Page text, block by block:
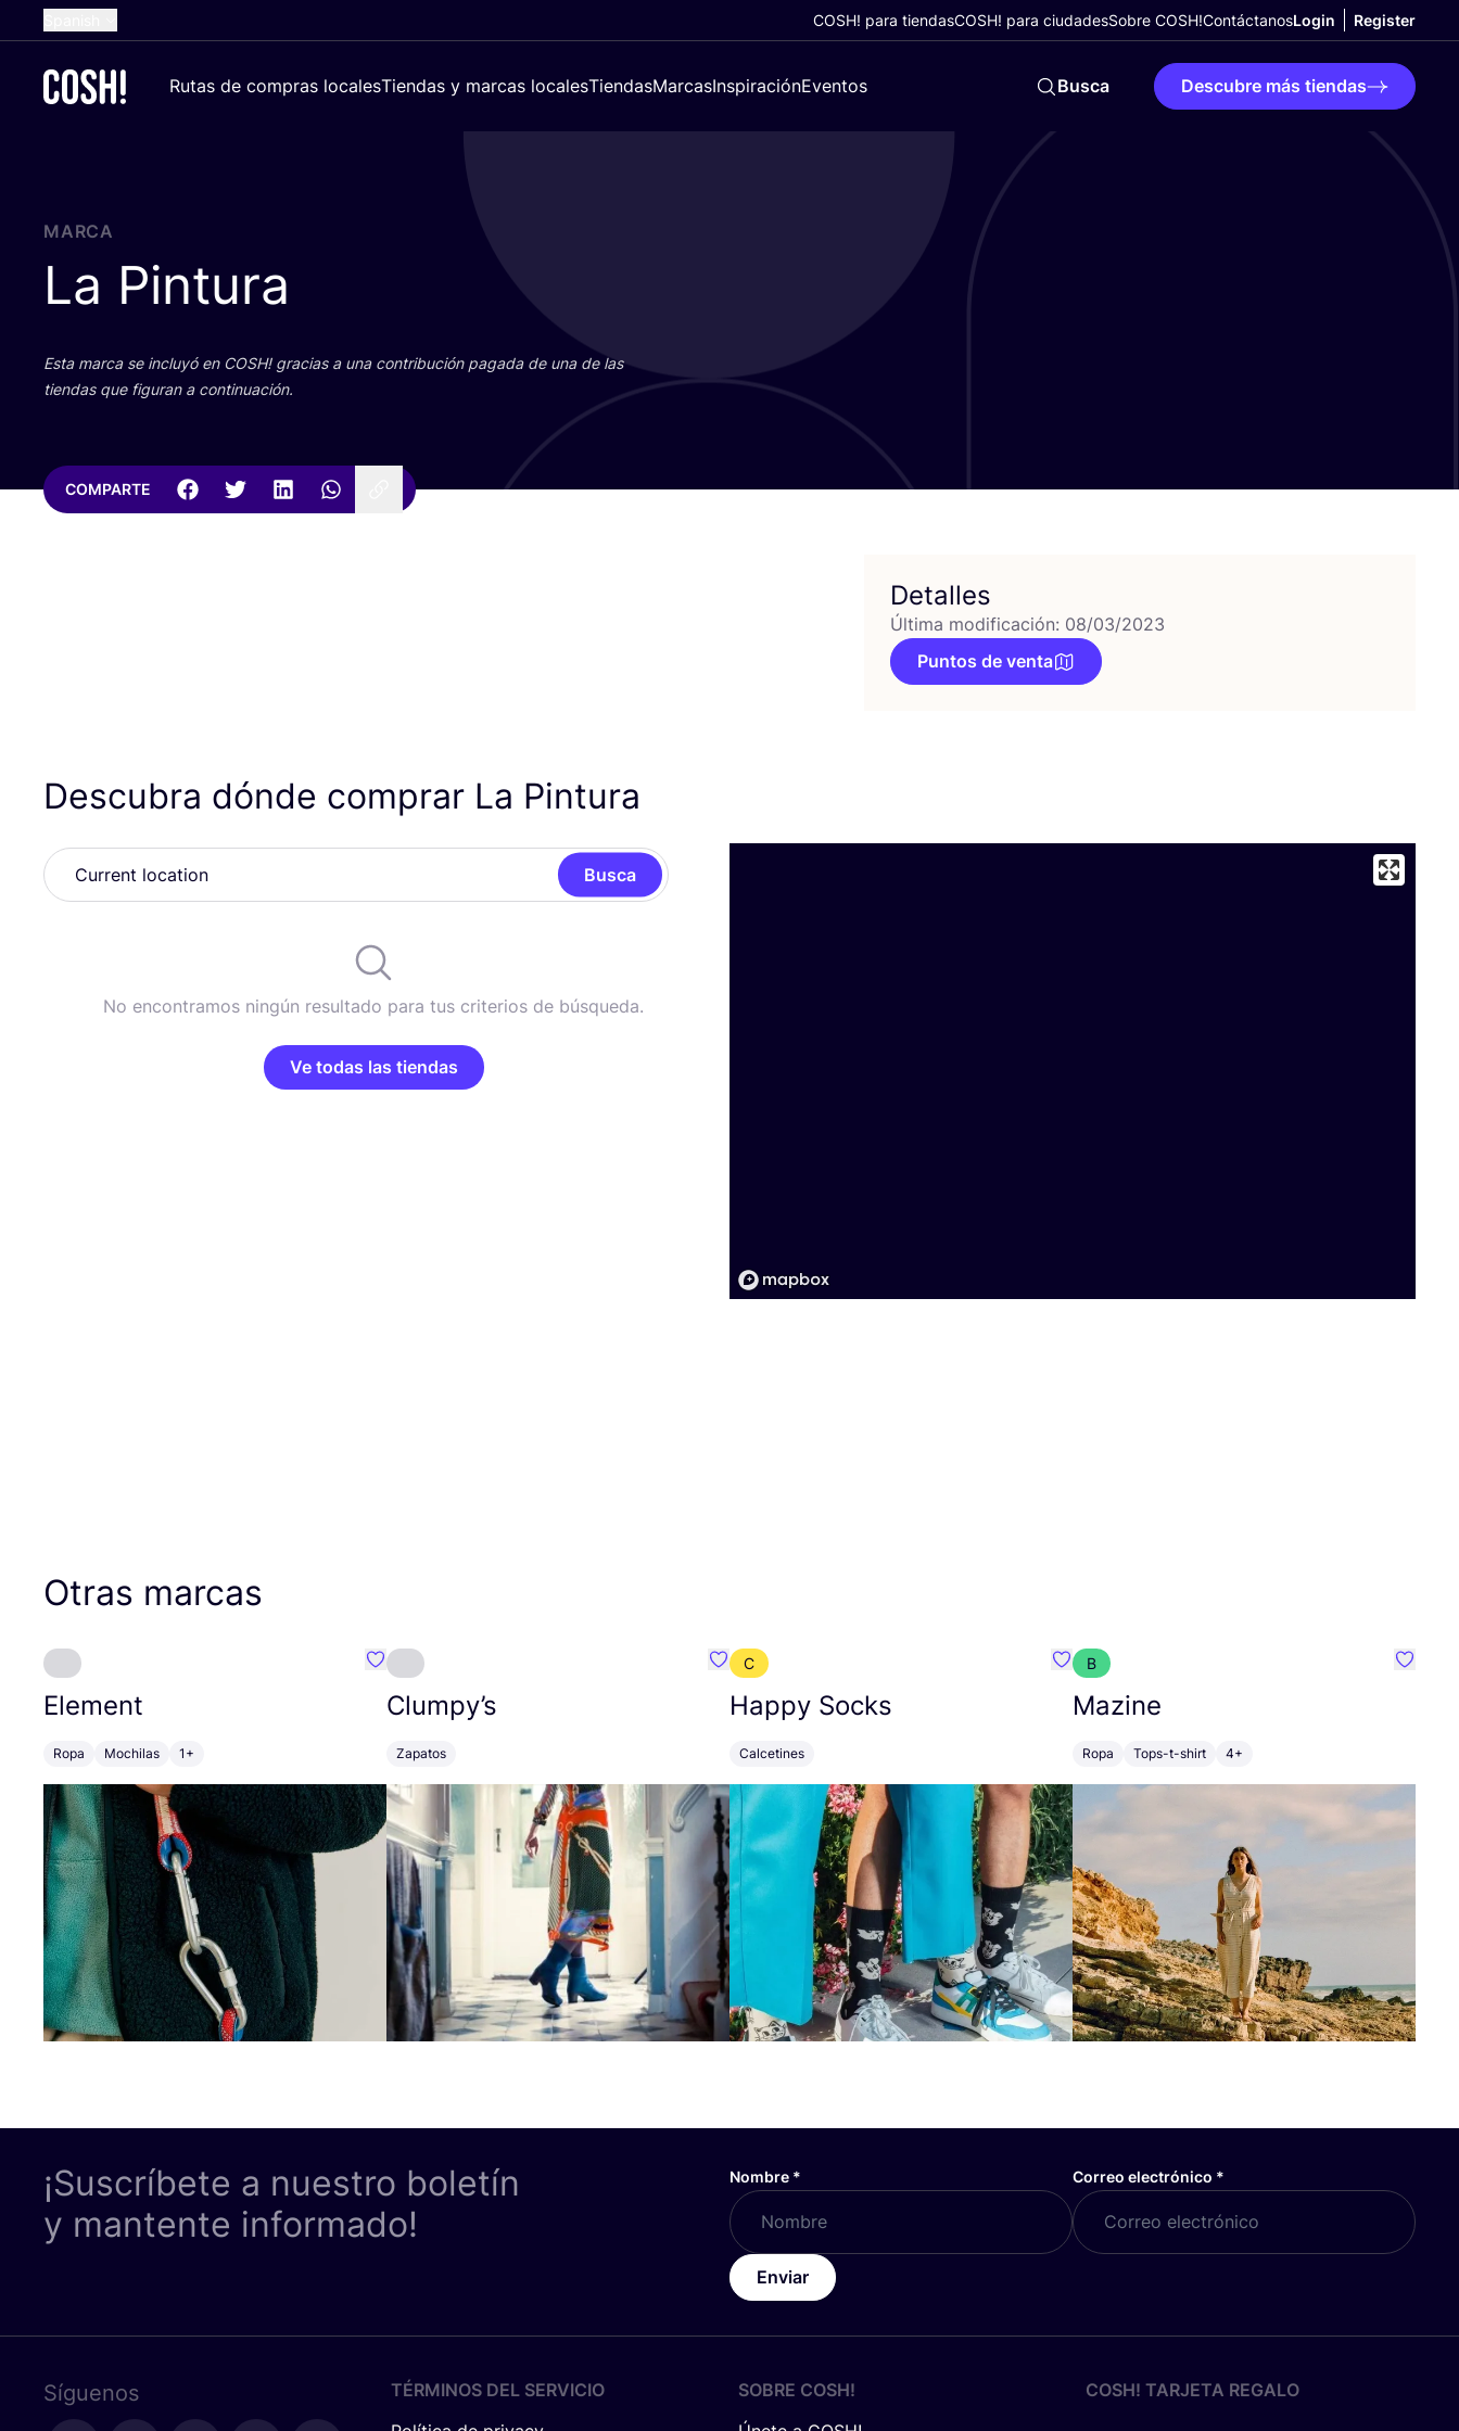
Dutch
Croatian
COSH! para tiendasCOSH! para ciudadesSobre COSH!ContáctanosLogin Register
Rutas de compras localesTiendas y marcas localesTiendasMarcasInspiraciónEventos Busca Descubre más tiendas
MARCA
La Pintura
Esta mar­ca se inclu­yó en COSH! gra­cias a una con­tri­bu­ción paga­da de una de las
tien­das que figu­ran a continuación.
COMPARTE
Detalles
Última modificación: 08/03/2023
Puntos de venta
Descubra dónde comprar La Pintura
Busca
No encontramos ningún resultado para tus criterios de búsqueda.
Ve todas las tiendas
Otras marcas
Element
Ropa Mochilas 1+
Favoritos {nombre}
Clumpy’s
Zapatos
Favoritos {nombre}
C
Happy Socks
Calcetines
Favoritos {nombre}
B
Mazine
Ropa Tops-t-shirt 4+
¡Suscríbete a nuestro boletín
y mantente informado!
Nombre * Correo electrónico *
Enviar
Síguenos
TÉRMINOS DEL SERVICIO
SOBRE COSH!
COSH! TARJETA REGALO